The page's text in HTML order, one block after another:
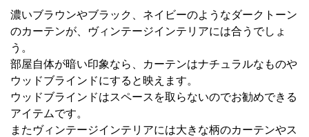
濃いブラウンやブラック、ネイビーのようなダークトーン
のカーテンが、ヴィンテージインテリアには合うでしょ
う。
部屋自体が暗い印象なら、カーテンはナチュラルなものや
ウッドブラインドにすると映えます。
ウッドブラインドはスペースを取らないのでお勧めできる
アイテムです。
またヴィンテージインテリアには大きな柄のカーテンやス